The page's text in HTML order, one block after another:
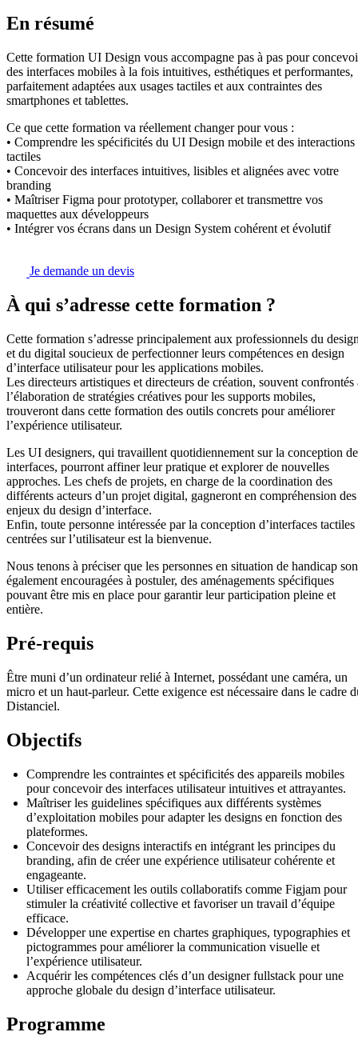
En résumé
Cette formation UI Design vous accompagne pas à pas pour
des interfaces mobiles à la fois intuitives, esthétiques et performantes,
parfaitement adaptées aux usages tactiles et aux contraintes des
smartphones et tablettes.
Ce que cette formation va réellement changer pour vous :
• Comprendre les spécificités du UI Design mobile et des interactions
tactiles
• Concevoir des interfaces intuitives, lisibles et alignées avec votre
branding
• Maîtriser Figma pour prototyper, collaborer et transmettre vos
maquettes aux développeurs
• Intégrer vos écrans dans un Design System cohérent et évolutif
Je demande un devis
À qui s’adresse cette formation ?
Cette formation s’adresse principalement aux professionnels du
et du digital soucieux de perfectionner leurs compétences en design
d’interface utilisateur pour les applications mobiles.
Les directeurs artistiques et directeurs de création, souvent confrontés
l’élaboration de stratégies créatives pour les supports mobiles,
trouveront dans cette formation des outils concrets pour améliorer
l’expérience utilisateur.
Les UI designers, qui travaillent quotidiennement sur la conception
interfaces, pourront affiner leur pratique et explorer de nouvelles
approches. Les chefs de projets, en charge de la coordination des
différents acteurs d’un projet digital, gagneront en compréhension des
enjeux du design d’interface.
Enfin, toute personne intéressée par la conception d’interfaces tactiles
centrées sur l’utilisateur est la bienvenue.
Nous tenons à préciser que les personnes en situation de handicap
également encouragées à postuler, des aménagements spécifiques
pouvant être mis en place pour garantir leur participation pleine et
entière.
Pré-requis
Être muni d’un ordinateur relié à Internet, possédant une caméra, un
micro et un haut-parleur. Cette exigence est nécessaire dans le cadre
Distanciel.
Objectifs
Comprendre les contraintes et spécificités des appareils mobiles
pour concevoir des interfaces utilisateur intuitives et attrayantes.
Maîtriser les guidelines spécifiques aux différents systèmes
d’exploitation mobiles pour adapter les designs en fonction des
plateformes.
Concevoir des designs interactifs en intégrant les principes du
branding, afin de créer une expérience utilisateur cohérente et
engageante.
Utiliser efficacement les outils collaboratifs comme Figjam pour
stimuler la créativité collective et favoriser un travail d’équipe
efficace.
Développer une expertise en chartes graphiques, typographies et
pictogrammes pour améliorer la communication visuelle et
l’expérience utilisateur.
Acquérir les compétences clés d’un designer fullstack pour une
approche globale du design d’interface utilisateur.
Programme